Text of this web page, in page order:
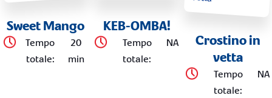
Sweet Mango
Tempo
totale:
20
min
KEB-OMBA!
Tempo
totale:
NA
Crostino in
vetta
Tempo
totale:
NA